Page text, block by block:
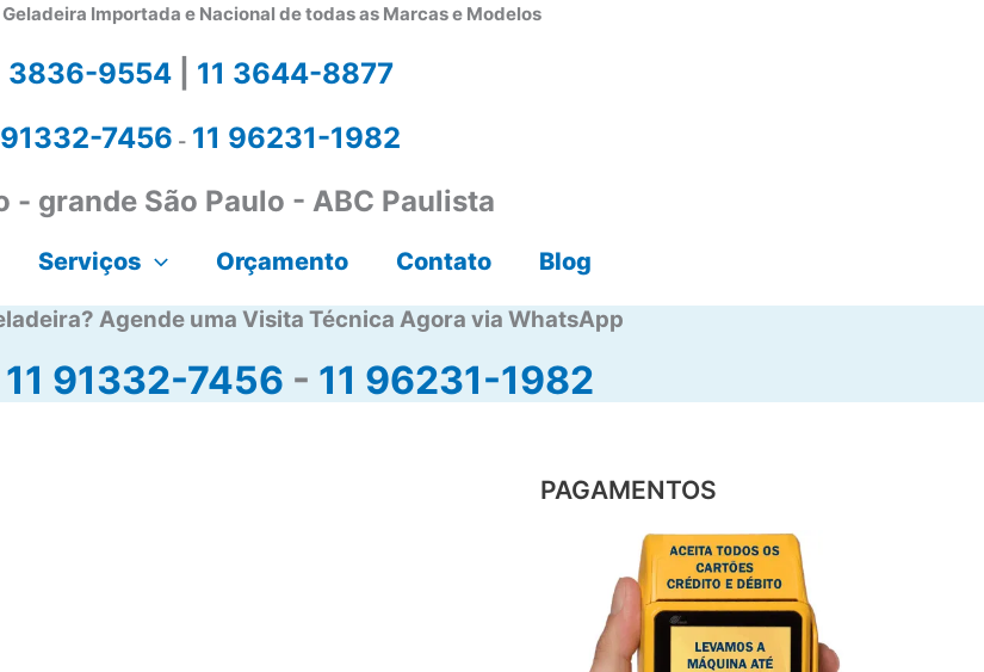
Importada e Nacional de todas as Marcas e Modelos
3836-9554| 11 3644-8877
91332-7456 - 11 96231-1982
- grande São Paulo - ABC Paulista
Serviços Orçamento Contato Blog
Agende uma Visita Técnica Agora via WhatsApp
11 91332-7456 - 11 96231-1982
PAGAMENTOS